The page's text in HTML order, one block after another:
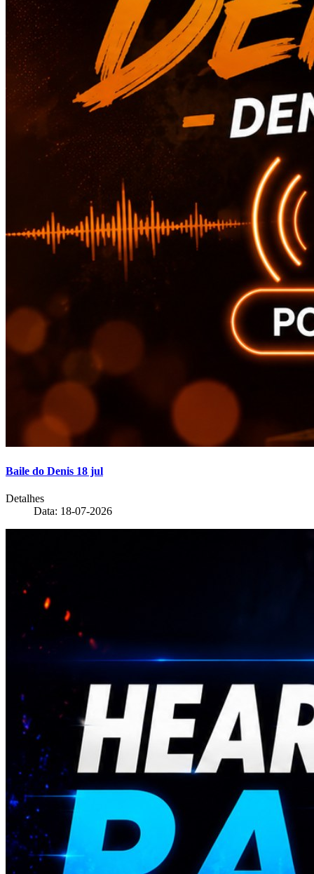
Baile do Denis 18 jul
Detalhes
Data: 18-07-2026